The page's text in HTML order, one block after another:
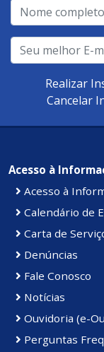
realização de
produtividade.
Kennedy.Realizar
Cancelar
Acesso à
Acesso à
Calendário de
Carta de
Denúncias
Fale Conosco
Notícias
Ouvidoria (e-
Perguntas